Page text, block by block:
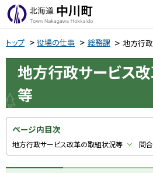
本
へ
メ
ー
へ
中川町
トップ 役場の仕事 総務課 地方行
地方行政サービス
等
ページ内目次
地方行政サービス改革の取組状況等 問